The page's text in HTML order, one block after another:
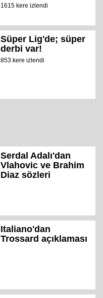
1615 kere izlendi
Süper Lig'de; süper
derbi var!
853 kere izlendi
Serdal Adalı'dan
Vlahovic ve Brahim
Diaz sözleri
Italiano'dan
Trossard açıklaması